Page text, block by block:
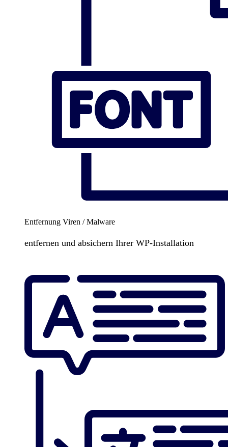
Entfernung Viren / Malware
entfernen und absichern Ihrer WP-Installation